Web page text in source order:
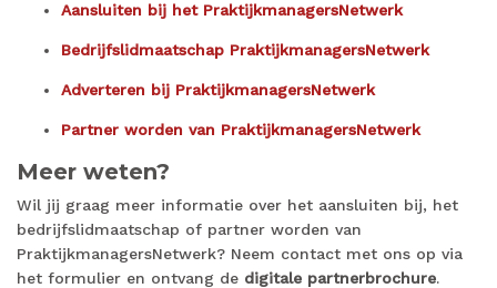
Aansluiten bij het PraktijkmanagersNetwerk
Bedrijfslidmaatschap PraktijkmanagersNetwerk
Adverteren bij PraktijkmanagersNetwerk
Partner worden van PraktijkmanagersNetwerk
Meer weten?
Wil jij graag meer informatie over het aansluiten bij, het
bedrijfslidmaatschap of partner worden van
PraktijkmanagersNetwerk? Neem contact met ons op via
het formulier en ontvang de digitale partnerbrochure.